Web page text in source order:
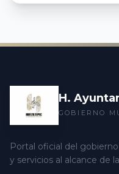
H.
GOBIERNO
Portal oficial del
y servicios al alcance de